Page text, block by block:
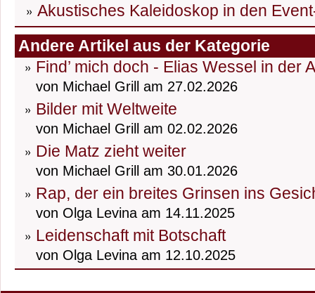
Akustisches Kaleidoskop in den
Andere Artikel aus der Kategorie
Find’ mich doch - Elias Wessel in der
von Michael Grill am 27.02.2026
Bilder mit Weltweite
von Michael Grill am 02.02.2026
Die Matz zieht weiter
von Michael Grill am 30.01.2026
Rap, der ein breites Grinsen ins
von Olga Levina am 14.11.2025
Leidenschaft mit Botschaft
von Olga Levina am 12.10.2025